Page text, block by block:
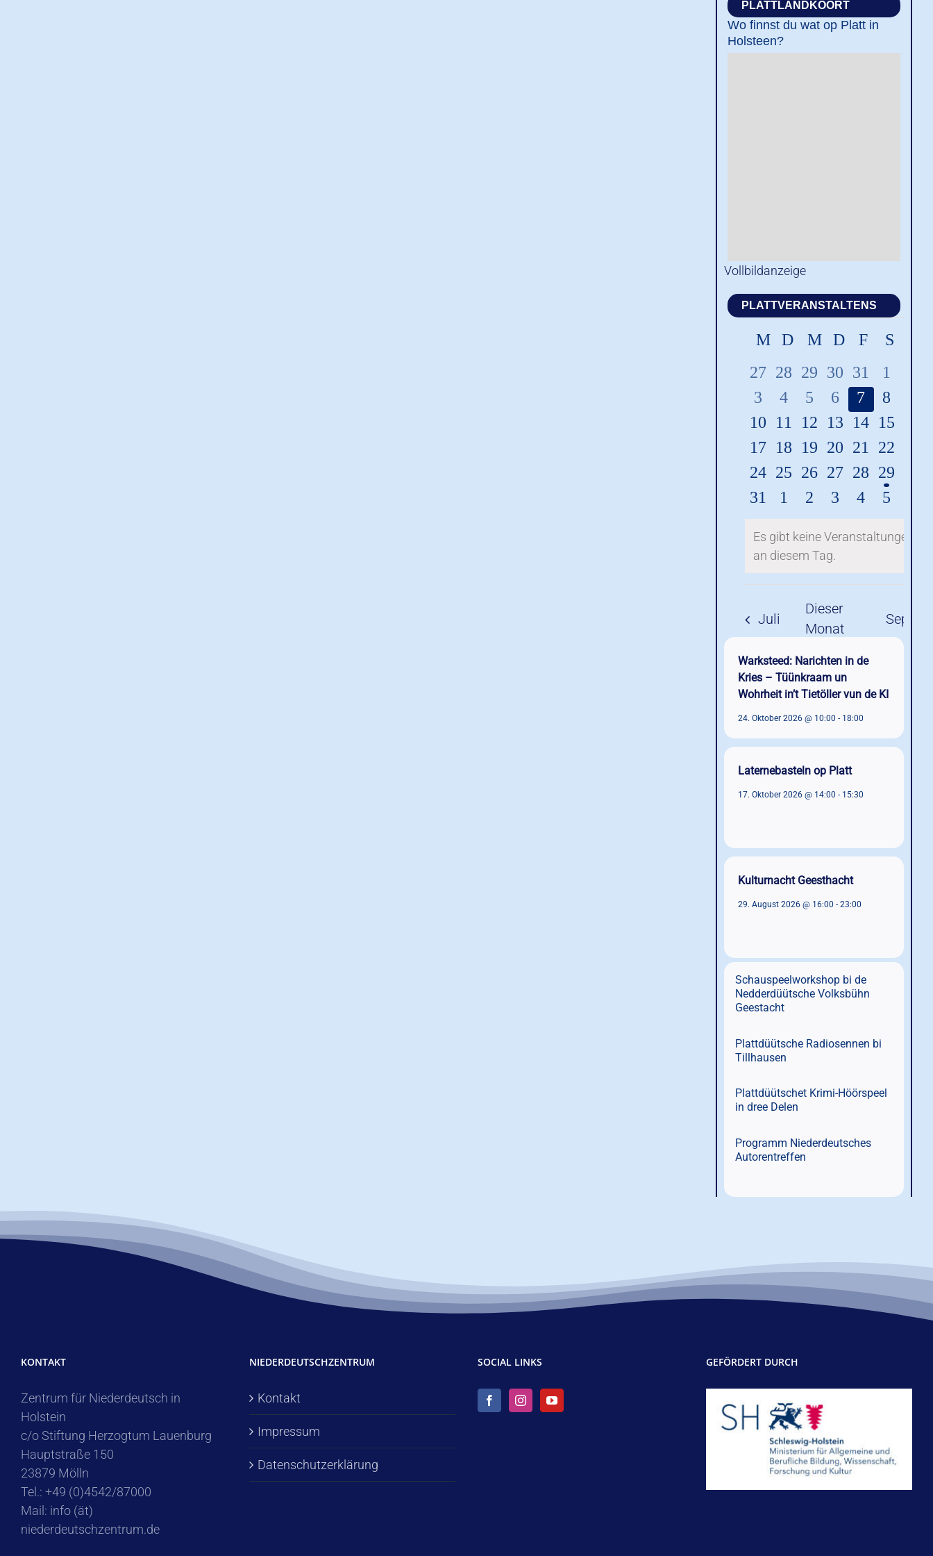
PLATTLANDKOORT
Wo finnst du wat op Platt in
Holsteen?
Vollbildanzeige
PLATTVERANSTALTENS
Warksteed: Narichten in de
Kries – Tüünkraam un
Wohrheit in’t Tietöller vun de KI
24. Oktober 2026 @ 10:00 - 18:00
Laternebasteln op Platt
17. Oktober 2026 @ 14:00 - 15:30
Kulturnacht Geesthacht
29. August 2026 @ 16:00 -23:00
Schauspeelworkshop bi de
Nedderdüütsche Volksbühn
Geestacht
Plattdüütsche Radiosennen bi
Tillhausen
Plattdüütschet Krimi-Höörspeel
in dree Delen
Programm Niederdeutsches
Autorentreffen
KONTAKT
Zentrum für Niederdeutsch in
Holstein
c/o Stiftung Herzogtum Lauenburg
Hauptstraße 150
23879 Mölln
Tel.: +49 (0)4542/87000
Mail: info (ät)
niederdeutschzentrum.de
NIEDERDEUTSCHZENTRUM
Kontakt
Impressum
Datenschutzerklärung
SOCIAL LINKS GEFÖRDERT DURCH